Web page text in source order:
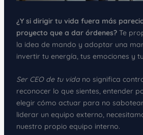
¿Y si dirigir tu vida fuera más
proyecto que a dar órdenes?Te
la idea de mando y adoptar una
invertir tu energía, tus emociones y
Ser CEO de tu vidano significa
reconocer lo que sientes, entender
elegir cómo actuar para no
liderar un equipo externo,
nuestro propio equipo interno.